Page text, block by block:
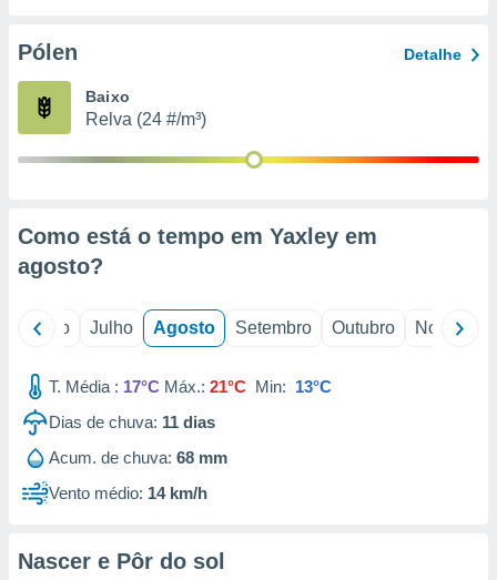
através
estudos
e
Pólen Detalhe
Baixo
Relva (24 #/m³)
Como está o tempo em Yaxley em
agosto?
Junho Julho Agosto Setembro Outubro Novembro
T. Média : 17°C Máx.: 21°C Min: 13°C
Dias de chuva: 11 dias
Acum. de chuva: 68 mm
Vento médio: 14 km/h
Nascer e Pôr do sol